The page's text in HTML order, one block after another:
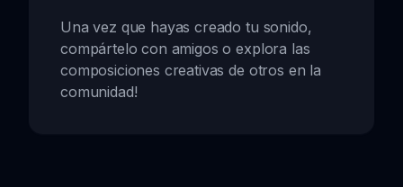
Una vez que hayas creado tu sonido,
compártelo con amigos o explora las
composiciones creativas de otros en la
comunidad!